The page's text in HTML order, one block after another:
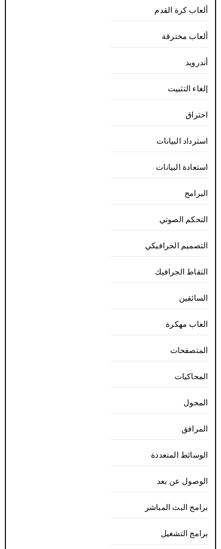
ألعاب كرة القدم
ألعاب مخترقة
أندرويد
إلغاء التثبيت
احتراق
استرداد البيانات
استعادة البيانات
البرامج
التحكم الصوتي
التصميم الجرافيكي
التقاط الجرافيك
السائقين
العاب مهكرة
المتصفحات
المحاكيات
المحول
المرافق
الوسائط المتعددة
الوصول عن بعد
برامج البث المباشر
برامج التشغيل